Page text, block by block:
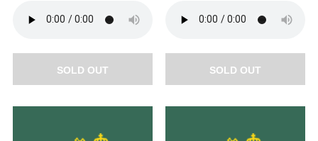
SOLD OUT SOLD OUT